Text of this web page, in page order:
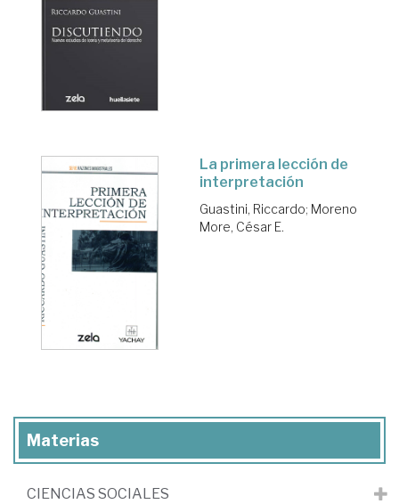
La primera lección de
interpretación
Guastini, Riccardo; Moreno
More, César E.
Materias
CIENCIAS SOCIALES